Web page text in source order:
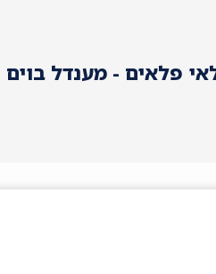
פלאים - מענדל בוים